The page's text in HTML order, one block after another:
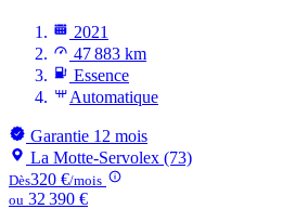
2021
47 883 km
Essence
Automatique
Garantie 12 mois
La Motte-Servolex (73)
Dès320 €/mois
ou 32 390 €